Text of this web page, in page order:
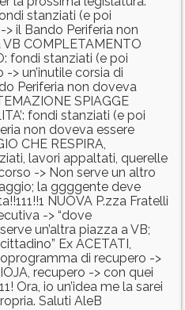
stanziati (e poi
il Bando Periferia non
COMPLETAMENTO
fondi stanziati (e poi
> un’inutile corsia di
Periferia non doveva
SPIAGGE
fondi stanziati (e poi
non doveva essere
CHE RESPIRA,
lavori appaltati, querelle
-> Non serve un altro
la ggggente deve
NUOVA P.zza Fratelli
-> “dove
un’altra piazza a VB;
Ex ACETATI,
di recupero ->
recupero -> con quei
Ora, io un’idea me la sarei
Saluti AleB